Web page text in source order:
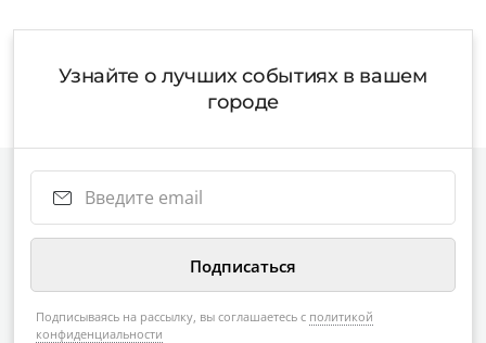
Узнайте о лучших событиях в вашем
городе
Подписываясь на рассылку, вы соглашаетесь с политикой
конфиденциальности